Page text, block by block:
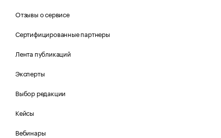
Отзывы о сервисе
Сертифицированные партнеры
Лента публикаций
Эксперты
Выбор редакции
Кейсы
Вебинары